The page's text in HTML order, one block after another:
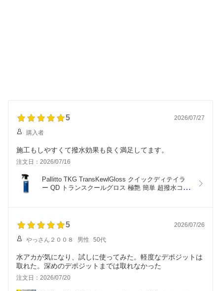
5 2026/07/27
購入者
施工もしやすくて撥水効果も良く満足してます。
注文日：2026/07/16
Pallitto TKG TransKewlGloss クイックディテイラ
ー QD トランスクールグロス 極艶 簡単 超撥水コー
ティング剤
5 2026/07/26
やっさん２００８ 男性 50代
水アカが気になり、試しに使ってみた。軽度なデポジットは
取れた。深めのデポジットまでは取れなかった
注文日：2026/07/20